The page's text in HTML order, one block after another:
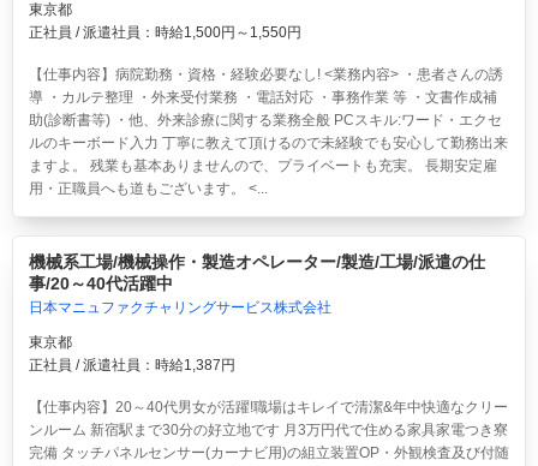
東京都
正社員 / 派遣社員：時給1,500円～1,550円
【仕事内容】病院勤務・資格・経験必要なし! <業務内容> ・患者さんの誘
導 ・カルテ整理 ・外来受付業務 ・電話対応 ・事務作業 等 ・文書作成補
助(診断書等) ・他、外来診療に関する業務全般 PCスキル:ワード・エクセ
ルのキーボード入力 丁寧に教えて頂けるので未経験でも安心して勤務出来
ますよ。 残業も基本ありませんので、プライベートも充実。 長期安定雇
用・正職員へも道もございます。 <...
機械系工場/機械操作・製造オペレーター/製造/工場/派遣の仕
事/20～40代活躍中
日本マニュファクチャリングサービス株式会社
東京都
正社員 / 派遣社員：時給1,387円
【仕事内容】20～40代男女が活躍!職場はキレイで清潔&年中快適なクリー
ンルーム 新宿駅まで30分の好立地です 月3万円代で住める家具家電つき寮
完備 タッチパネルセンサー(カーナビ用)の組立装置OP・外観検査及び付随